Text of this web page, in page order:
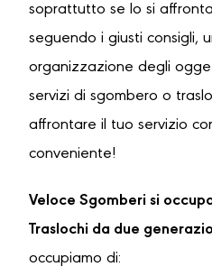
soprattutto se lo si
seguendo i giusti consigli,
organizzazione degli
servizi di sgombero o
affrontare il tuo servizio
conveniente!
Veloce Sgomberi si
Traslochi da due
occupiamo di: